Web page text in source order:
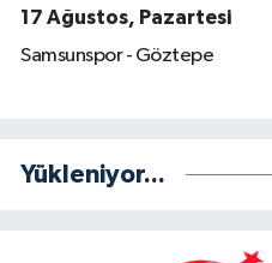
17 Ağustos, Pazartesi
Samsunspor - Göztepe
Yükleniyor...